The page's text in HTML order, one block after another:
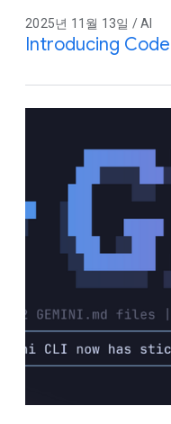
2025년 11월 13일 / AI
Introducing